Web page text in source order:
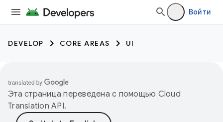
Войти
DEVELOP CORE AREAS UI
Эта страница переведена с помощью Cloud
Translation API.